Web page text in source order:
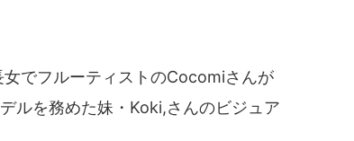
でフルーティストのCocomiさんが
ルを務めた妹・Koki,さんのビジュア